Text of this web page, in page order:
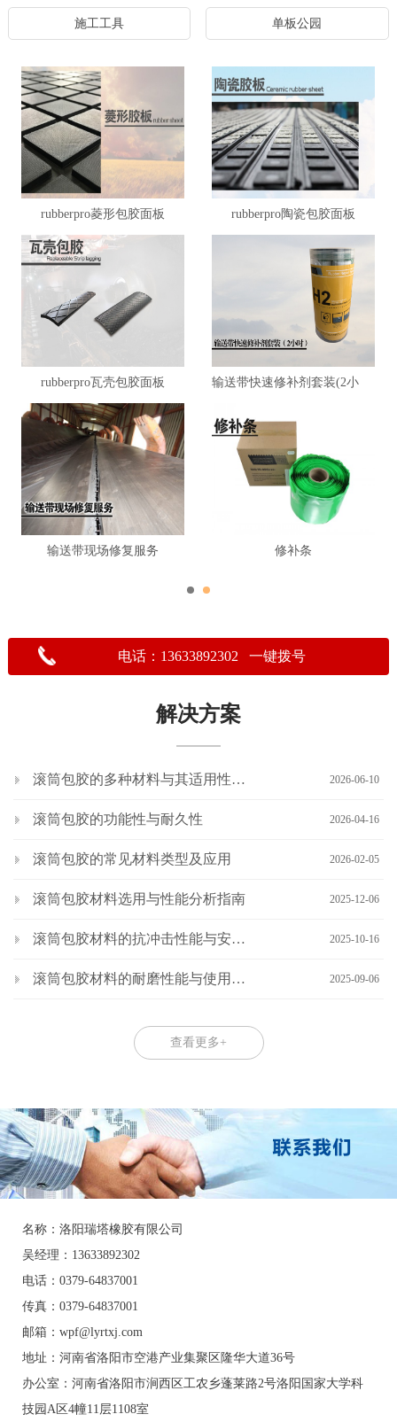
施工工具 单板公园
rubberpro菱形包胶面板 rubberpro陶瓷包胶面板
rubberpro瓦壳包胶面板 输送带快速修补剂套装(2小时)
输送带现场修复服务 修补条
电话：13633892302 一键拨号
解决方案
2026-06-10
滚筒包胶的多种材料与其适用性分析
2026-04-16
滚筒包胶的功能性与耐久性
2026-02-05
滚筒包胶的常见材料类型及应用
2025-12-06
滚筒包胶材料选用与性能分析指南
2025-10-16
滚筒包胶材料的抗冲击性能与安全性
2025-09-06
滚筒包胶材料的耐磨性能与使用寿命
查看更多+
名称：洛阳瑞塔橡胶有限公司
吴经理：13633892302
电话：0379-64837001
传真：0379-64837001
邮箱：wpf@lyrtxj.com
地址：河南省洛阳市空港产业集聚区隆华大道36号
办公室： 河南省洛阳市涧西区工农乡蓬莱路2号洛阳国家大学科
技园A区4幢11层1108室